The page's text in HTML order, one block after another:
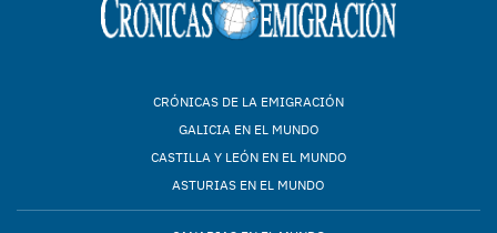
CRÓNICAS DE LA EMIGRACIÓN
GALICIA EN EL MUNDO
CASTILLA Y LEÓN EN EL MUNDO
ASTURIAS EN EL MUNDO